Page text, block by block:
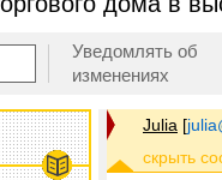
Уведомлять об
изменениях
Julia [